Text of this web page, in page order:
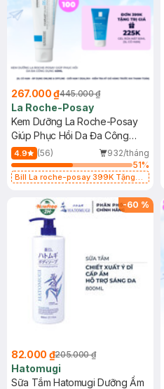
267.000 ₫445.000 ₫
La Roche-Posay
Kem Dưỡng La Roche-Posay
Giúp Phục Hồi Da Đa Công
Dụng 40ml
4.9 (56)
932/tháng
51%
Bill La roche-posay 399K Tặng
(SL có hạn)
-60 %
82.000 ₫205.000 ₫
Hatomugi
Sữa Tắm Hatomugi Dưỡng Ẩm